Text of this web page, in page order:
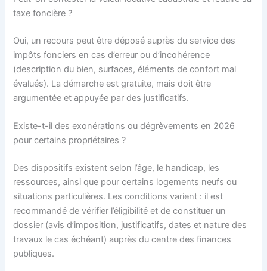
taxe foncière ?
Oui, un recours peut être déposé auprès du service des
impôts fonciers en cas d’erreur ou d’incohérence
(description du bien, surfaces, éléments de confort mal
évalués). La démarche est gratuite, mais doit être
argumentée et appuyée par des justificatifs.
Existe-t-il des exonérations ou dégrèvements en 2026
pour certains propriétaires ?
Des dispositifs existent selon l’âge, le handicap, les
ressources, ainsi que pour certains logements neufs ou
situations particulières. Les conditions varient : il est
recommandé de vérifier l’éligibilité et de constituer un
dossier (avis d’imposition, justificatifs, dates et nature des
travaux le cas échéant) auprès du centre des finances
publiques.